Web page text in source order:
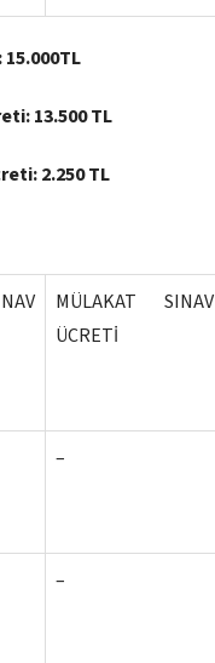
13.500 TL
2.250 TL
MÜLAKAT SINAV
ÜCRETİ
–
–